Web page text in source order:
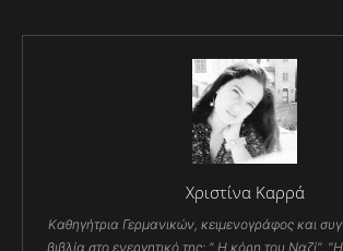
Χριστίνα Καρρά
Καθηγήτρια Γερμανικών, κειμενογράφος και
βιβλία στο ενεργητικό της: " Η κόρη του Ναζί",